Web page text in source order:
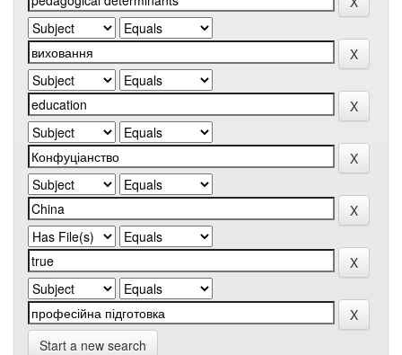
Start a new search